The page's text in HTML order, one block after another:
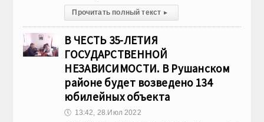
Прочитать полный текст ▸
В ЧЕСТЬ 35-ЛЕТИЯ
ГОСУДАРСТВЕННОЙ
НЕЗАВИСИМОСТИ. В Рушанском
районе будет возведено 134
юбилейных объекта
🕔 13:42, 28.Июл 2022